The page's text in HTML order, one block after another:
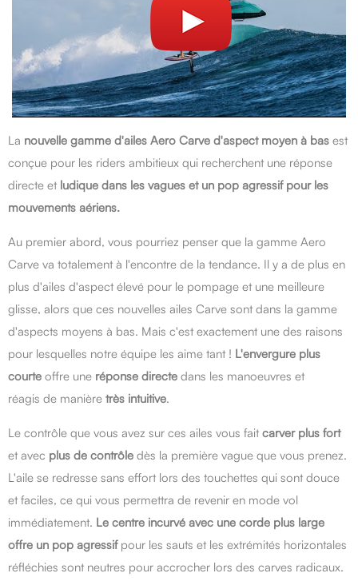
La nouvelle gamme d'ailes Aero Carve d'aspect moyen à bas est
conçue pour les riders ambitieux qui recherchent une réponse
directe et ludique dans les vagues et un pop agressif pour les
mouvements aériens.
Au premier abord, vous pourriez penser que la gamme Aero
Carve va totalement à l'encontre de la tendance. Il y a de plus en
plus d'ailes d'aspect élevé pour le pompage et une meilleure
glisse, alors que ces nouvelles ailes Carve sont dans la gamme
d'aspects moyens à bas. Mais c'est exactement une des raisons
pour lesquelles notre équipe les aime tant ! L'envergure plus
courte offre une réponse directe dans les manoeuvres et
réagis de manière très intuitive.
Le contrôle que vous avez sur ces ailes vous fait carver plus fort
et avec plus de contrôle dès la première vague que vous prenez.
L'aile se redresse sans effort lors des touchettes qui sont douce
et faciles, ce qui vous permettra de revenir en mode vol
immédiatement. Le centre incurvé avec une corde plus large
offre un pop agressifpour les sauts et les extrémités horizontales
réfléchies sont neutres pour accrocher lors des carves radicaux.